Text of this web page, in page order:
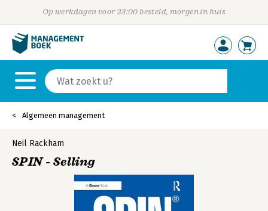
Op werkdagen voor 23:00 besteld, morgen in huis
Algemeen management
Neil Rackham
SPIN - Selling